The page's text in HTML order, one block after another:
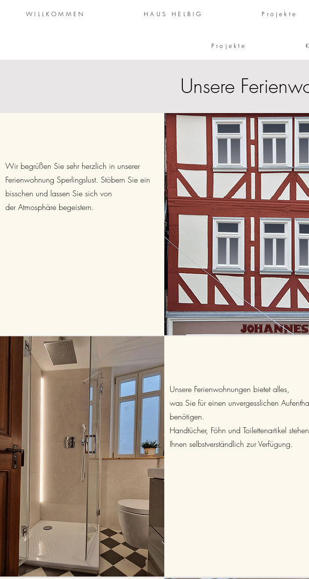
WILLKOMMEN HAUS HELBIG Projekte
Projekte
Unsere
Wir begrüßen Sie sehr herzlich in unserer
Ferienwohnung Sperlingslust. Stöbern Sie ein
bisschen und lassen Sie sich von
derAtmosphäre begeistern.
​Unsere Ferienwohnungen bietet alles,
was Sie für einen unvergesslichen
benötigen.
Handtücher, Föhn und Toilettenartikel stehen
Ihnen selbstverständlich zur Verfügung.